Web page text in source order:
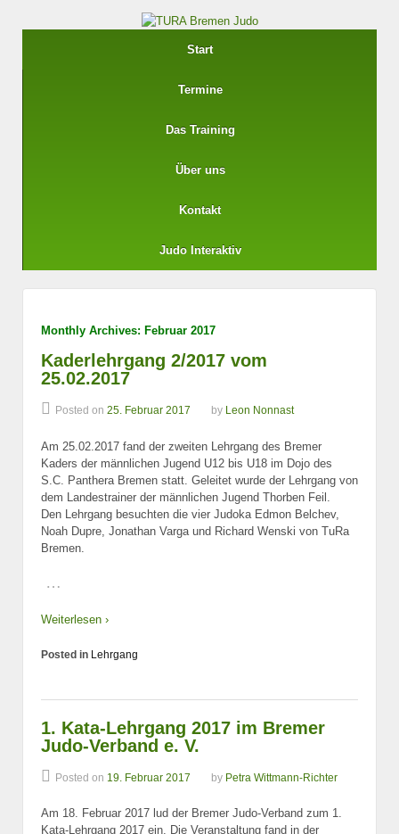
Start
Termine
Das Training
Über uns
Kontakt
Judo Interaktiv
Monthly Archives: Februar 2017
Kaderlehrgang 2/2017 vom
25.02.2017
Posted on 25. Februar 2017 by Leon Nonnast
Am 25.02.2017 fand der zweiten Lehrgang des Bremer
Kaders der männlichen Jugend U12 bis U18 im Dojo des
S.C. Panthera Bremen statt. Geleitet wurde der Lehrgang von
dem Landestrainer der männlichen Jugend Thorben Feil.
Den Lehrgang besuchten die vier Judoka Edmon Belchev,
Noah Dupre, Jonathan Varga und Richard Wenski von TuRa
Bremen.
…
Weiterlesen ›
Posted in Lehrgang
1. Kata-Lehrgang 2017 im Bremer
Judo-Verband e. V.
Posted on 19. Februar 2017 by Petra Wittmann-Richter
Am 18. Februar 2017 lud der Bremer Judo-Verband zum 1.
Kata-Lehrgang 2017 ein. Die Veranstaltung fand in der